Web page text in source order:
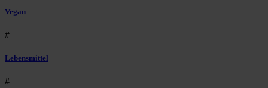
Vegan
#
Lebensmittel
#